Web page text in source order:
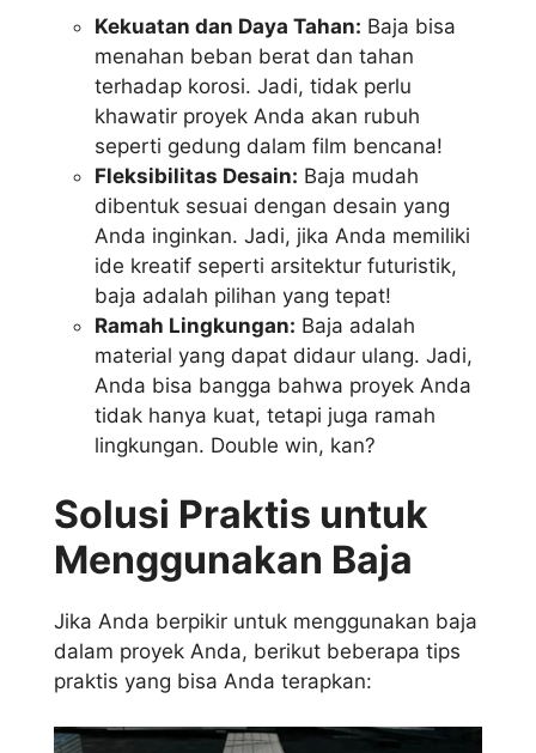
Kekuatan dan Daya Tahan: Baja bisa
menahan beban berat dan tahan
terhadap korosi. Jadi, tidak perlu
khawatir proyek Anda akan rubuh
seperti gedung dalam film bencana!
Fleksibilitas Desain: Baja mudah
dibentuk sesuai dengan desain yang
Anda inginkan. Jadi, jika Anda memiliki
ide kreatif seperti arsitektur futuristik,
baja adalah pilihan yang tepat!
Ramah Lingkungan: Baja adalah
material yang dapat didaur ulang. Jadi,
Anda bisa bangga bahwa proyek Anda
tidak hanya kuat, tetapi juga ramah
lingkungan. Double win, kan?
Solusi Praktis untuk
Menggunakan Baja
Jika Anda berpikir untuk menggunakan baja
dalam proyek Anda, berikut beberapa tips
praktis yang bisa Anda terapkan: